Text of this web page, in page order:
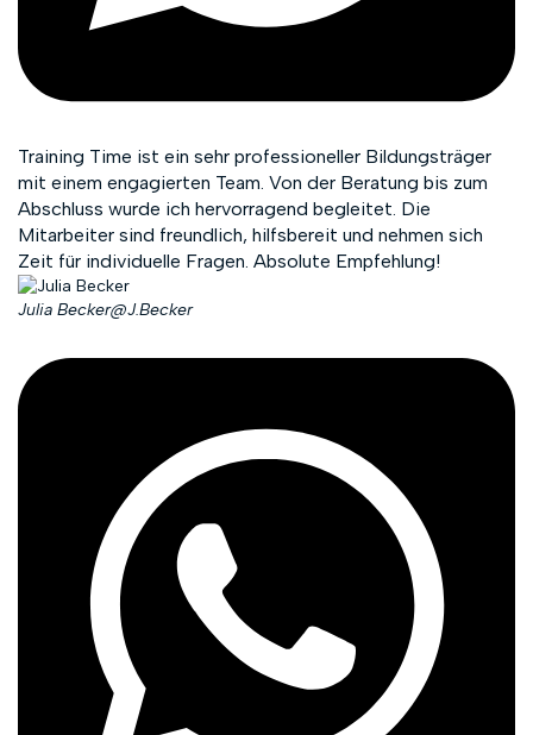
Training Time ist ein sehr professioneller Bildungsträger
mit einem engagierten Team. Von der Beratung bis zum
Abschluss wurde ich hervorragend begleitet. Die
Mitarbeiter sind freundlich, hilfsbereit und nehmen sich
Zeit für individuelle Fragen. Absolute Empfehlung!
Julia Becker@J.Becker